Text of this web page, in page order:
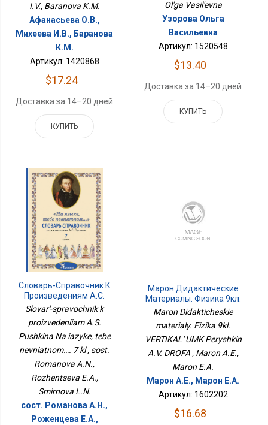
I.V., Baranova K.M.
Афанасьева О.В.,
Михеева И.В., Баранова
К.М.
Артикул: 1420868
$17.24
Доставка за 14–20 дней
КУПИТЬ
Ol'ga Vasil'evna
Узорова Ольга
Васильевна
Артикул: 1520548
$13.40
Доставка за 14–20 дней
КУПИТЬ
Словарь-Справочник К
Произведениям А.С.
Пушкина На Языке, Тебе
Невнятном…. 7 Кл
Slovar'-spravochnik k
proizvedeniiam A.S.
Pushkina Na iazyke, tebe
nevniatnom…. 7 kl , sost.
Romanova A.N.,
Rozhentseva E.A.,
Smirnova L.N.
сост. Романова А.Н.,
Роженцева Е.А.,
Марон Дидактические
Материалы. Физика 9кл.
ВЕРТИКАЛЬ УМК
Maron Didakticheskie
materialy. Fizika 9kl.
VERTIKAL' UMK Peryshkin
A.V. DROFA , Maron A.E.,
Maron E.A.
Марон А.Е., Марон Е.А.
Артикул: 1602202
$16.68